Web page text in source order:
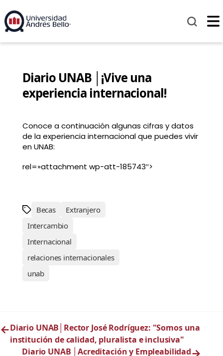
Diario UNAB │¡Vive una
experiencia internacional!
Conoce a continuación algunas cifras y datos
de la experiencia internacional que puedes vivir
en UNAB:
rel=»attachment wp-att-185743″>
Becas
Extranjero
Intercambio
Internacional
relaciones internacionales
unab
←Diario UNAB│Rector José Rodríguez: "Somos una
institución de calidad, pluralista e inclusiva"
Diario UNAB │Acreditación y Empleabilidad→